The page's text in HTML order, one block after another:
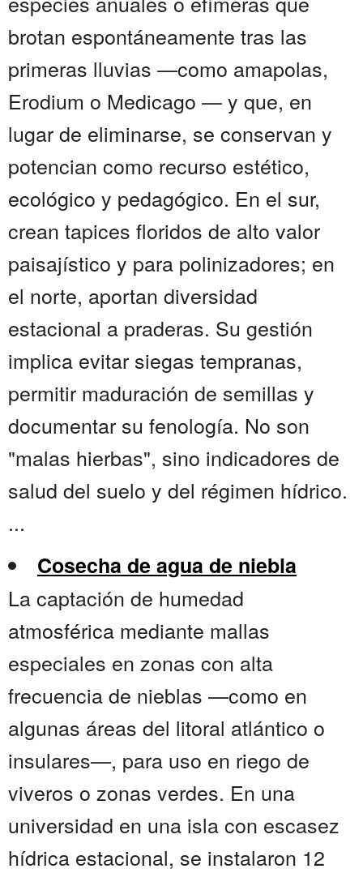
brotan espontáneamente tras las
primeras lluvias —como amapolas,
Erodium o Medicago — y que, en
lugar de eliminarse, se conservan y
potencian como recurso estético,
ecológico y pedagógico. En el sur,
crean tapices floridos de alto valor
paisajístico y para polinizadores; en
el norte, aportan diversidad
estacional a praderas. Su gestión
implica evitar siegas tempranas,
permitir maduración de semillas y
documentar su fenología. No son
"malas hierbas", sino indicadores de
salud del suelo y del régimen hídrico.
...
Cosecha de agua de niebla
La captación de humedad
atmosférica mediante mallas
especiales en zonas con alta
frecuencia de nieblas —como en
algunas áreas del litoral atlántico o
insulares—, para uso en riego de
viveros o zonas verdes. En una
universidad en una isla con escasez
hídrica estacional, se instalaron 12